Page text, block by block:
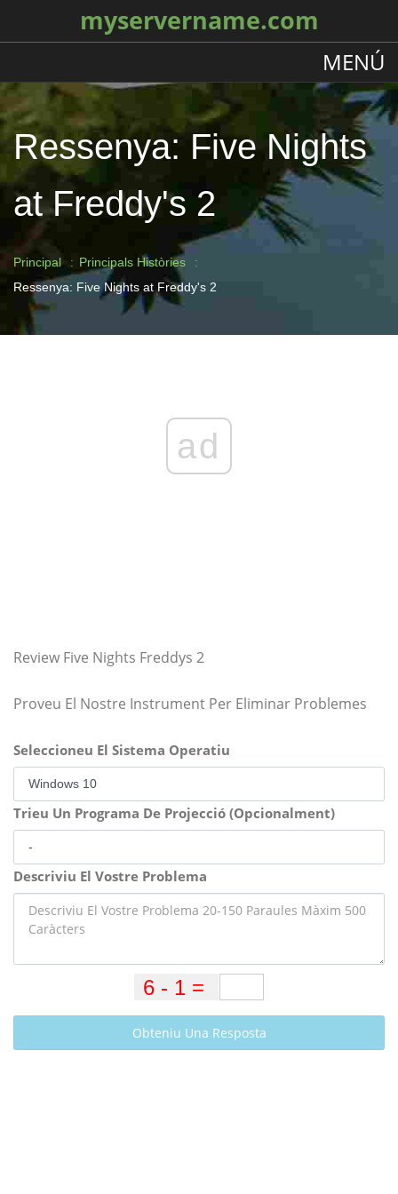
myservername.com
MENÚ
Ressenya: Five Nights
at Freddy's 2
Principal
Principals Històries
Ressenya: Five Nights at Freddy's 2
ad
Review Five Nights Freddys 2
Proveu El Nostre Instrument Per Eliminar Problemes
Seleccioneu El Sistema Operatiu
Trieu Un Programa De Projecció (Opcionalment)
Descriviu El Vostre Problema
Obteniu Una Resposta